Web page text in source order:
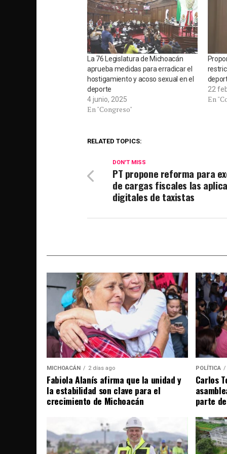
La 76 Legislatura de Michoacán
aprueba medidas para erradicar el
hostigamiento y acoso sexual en el
deporte
4 junio, 2025
En "Congreso"
22
En
RELATED TOPICS:
DON'T MISS
PT propone reforma para
de cargas fiscales las
digitales de taxistas
MICHOACÁN 2 días ago
Fabiola Alanís afirma que la unidad y
la estabilidad son clave para el
crecimiento de Michoacán
POLÍTICA
Carlos
parte